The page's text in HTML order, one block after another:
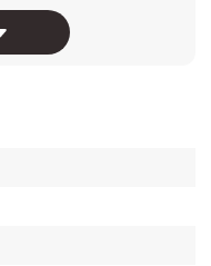
bức ảnh và video
độ tối đa F1.8,
chủ đề và tạo ra bức
ánh sáng thấp
kính